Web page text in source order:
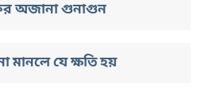
অজানা গুনাগুন
মানলে যে ক্ষতি হয়